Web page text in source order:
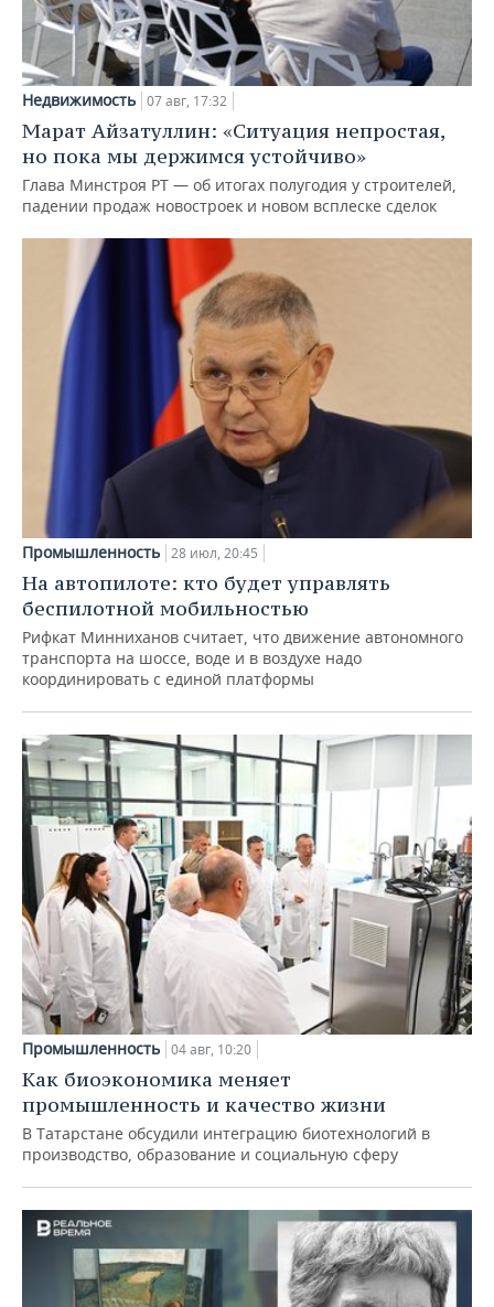
Недвижимость 07 авг, 17:32
Марат Айзатуллин: «Ситуация непростая,
но пока мы держимся устойчиво»
Глава Минстроя РТ — об итогах полугодия у строителей,
падении продаж новостроек и новом всплеске сделок
Промышленность 28 июл, 20:45
На автопилоте: кто будет управлять
беспилотной мобильностью
Рифкат Минниханов считает, что движение автономного
транспорта на шоссе, воде и в воздухе надо
координировать с единой платформы
Промышленность 04 авг, 10:20
Как биоэкономика меняет
промышленность и качество жизни
В Татарстане обсудили интеграцию биотехнологий в
производство, образование и социальную сферу